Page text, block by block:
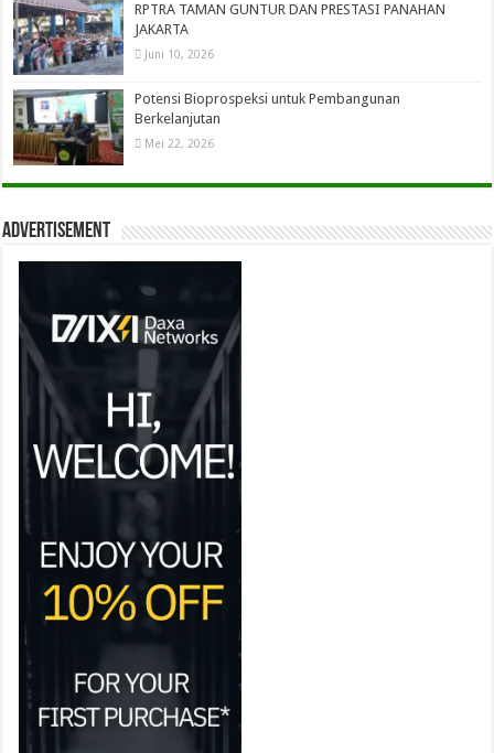
RPTRA TAMAN GUNTUR DAN PRESTASI PANAHAN
JAKARTA
Juni 10, 2026
Potensi Bioprospeksi untuk Pembangunan
Berkelanjutan
Mei 22, 2026
Advertisement